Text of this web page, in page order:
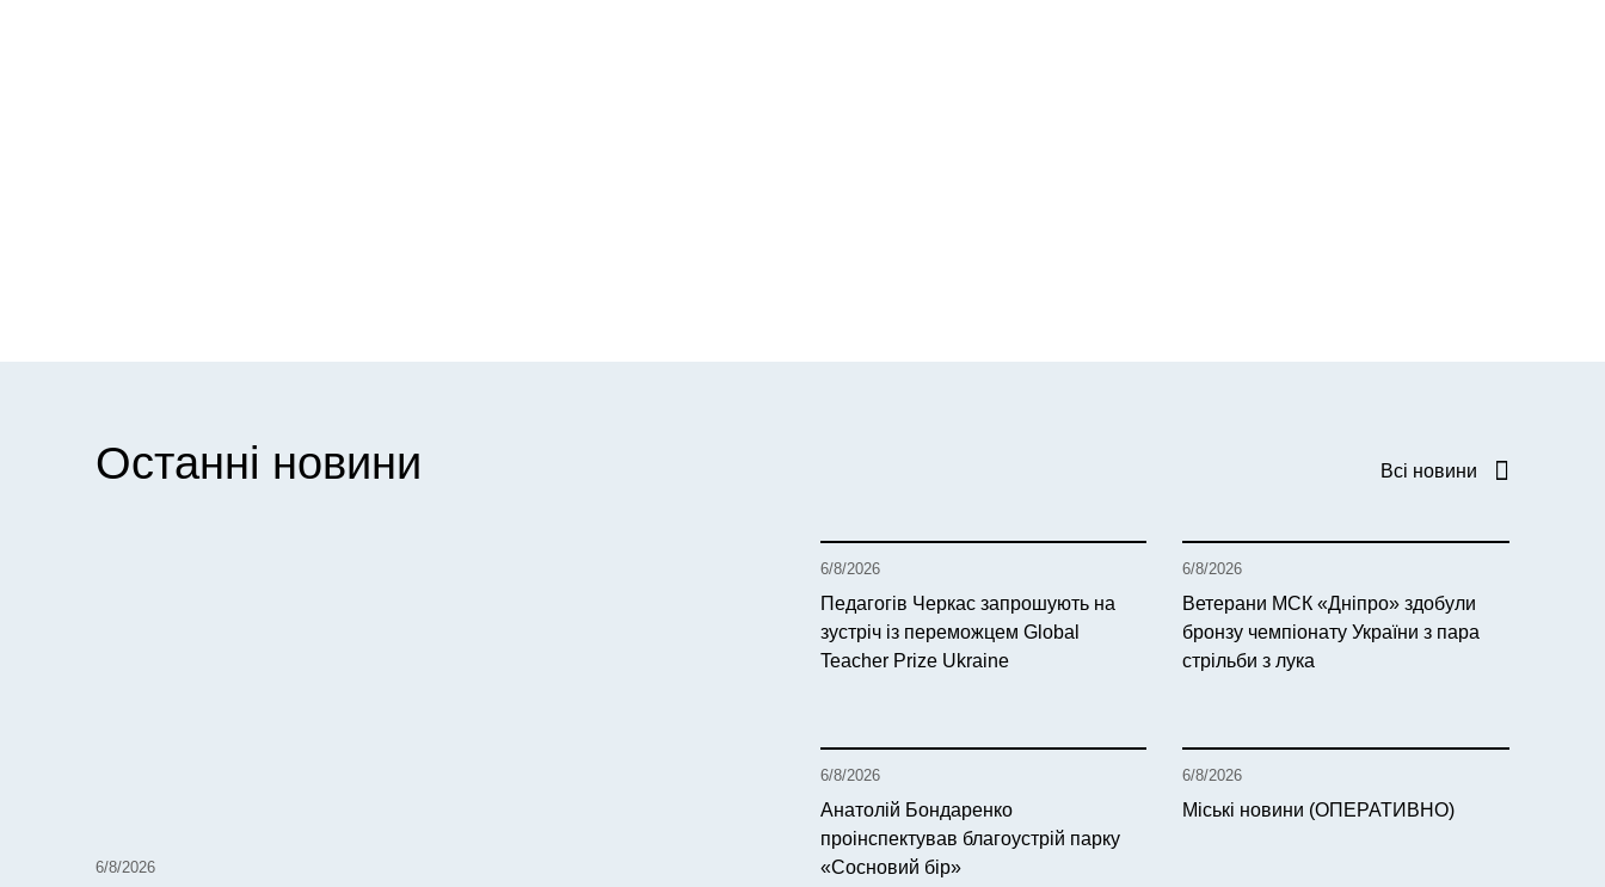
Останні новини Всі новини
6/8/2026
6/8/2026
Педагогів Черкас запрошують на
зустріч із переможцем Global
Teacher Prize Ukraine
6/8/2026
Ветерани МСК «Дніпро» здобули
бронзу чемпіонату України з пара
стрільби з лука
6/8/2026
Анатолій Бондаренко
проінспектував благоустрій парку
«Сосновий бір»
6/8/2026
Міські новини (ОПЕРАТИВНО)